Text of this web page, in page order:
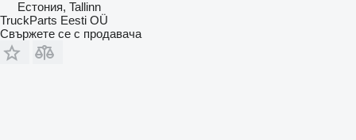
Естония, Tallinn
TruckParts Eesti OÜ
Свържете се с продавача